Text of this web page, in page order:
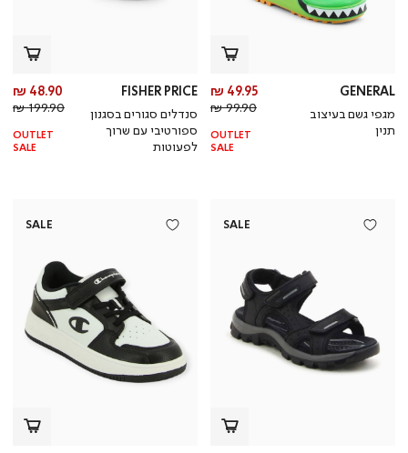
GENERAL
מגפי גשם בעיצוב
תנין
מחיר
מוצר
49.95 ₪
מחיר
רגיל
99.90 ₪
OUTLET
SALE
FISHER PRICE
סנדלים סגורים בסגנון
ספורטיבי עם שרוך
לפעוטות
48.90 ₪
199.90 ₪
OUTLET
SALE
SALE
SALE